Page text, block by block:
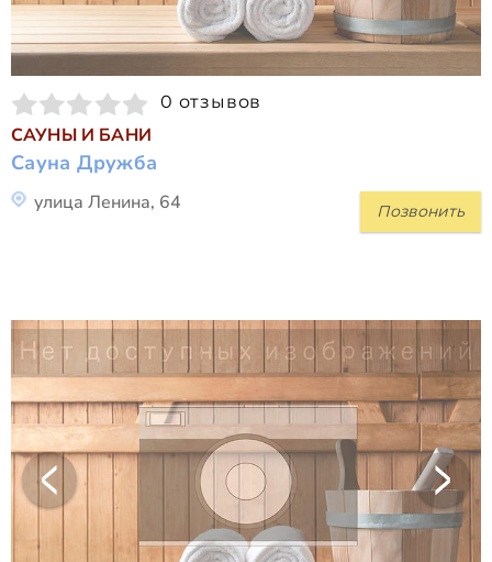
0 отзывов
САУНЫ И БАНИ
Сауна Дружба
Позвонить
улица Ленина, 64